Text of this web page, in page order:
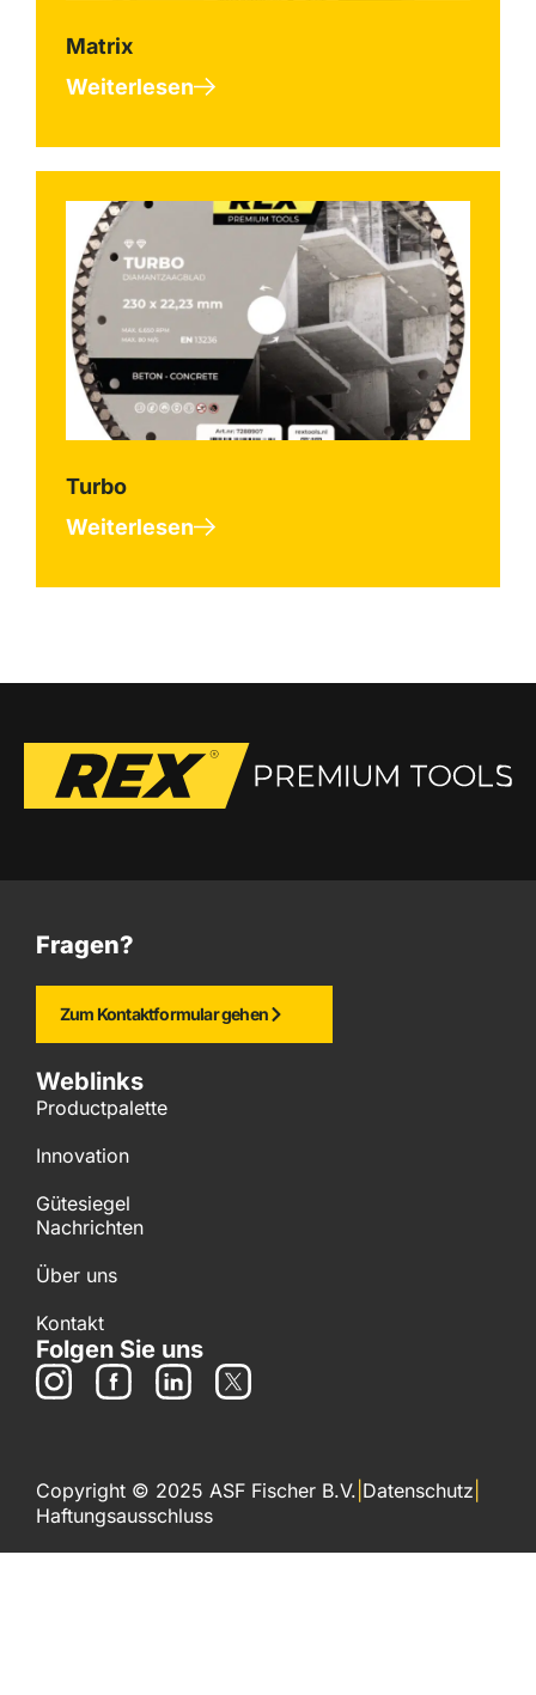
Matrix
Weiterlesen
Turbo
Weiterlesen
Fragen?
Zum Kontaktformular gehen
Weblinks
Productpalette
Innovation
Gütesiegel
Nachrichten
Über uns
Kontakt
Folgen Sie uns
Copyright © 2025 ASF Fischer B.V. Datenschutz
Haftungsausschluss